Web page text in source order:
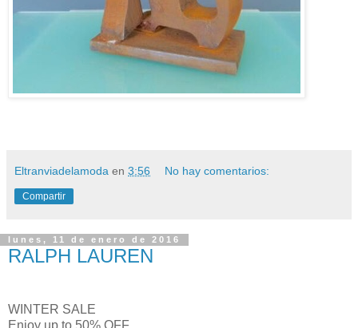
Eltranviadelamoda en 3:56 No hay comentarios:
Compartir
lunes, 11 de enero de 2016
RALPH LAUREN
WINTER SALE